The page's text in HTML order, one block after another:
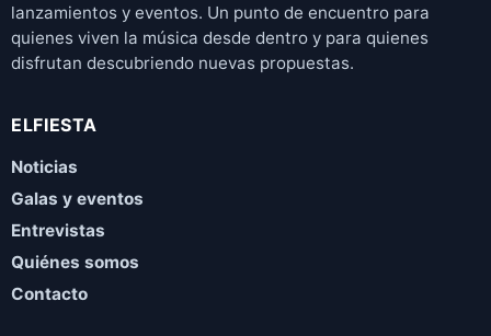
lanzamientos y eventos. Un punto de encuentro para
quienes viven la música desde dentro y para quienes
disfrutan descubriendo nuevas propuestas.
ELFIESTA
Noticias
Galas y eventos
Entrevistas
Quiénes somos
Contacto